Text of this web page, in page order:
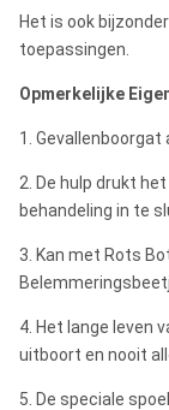
Het is ook
toepassingen.
Opmerkelijke
1.
2. De hulp drukt
behandeling in te
3. Kan met Rots
4. Het lange leven
uitboort en nooit
5. De speciale